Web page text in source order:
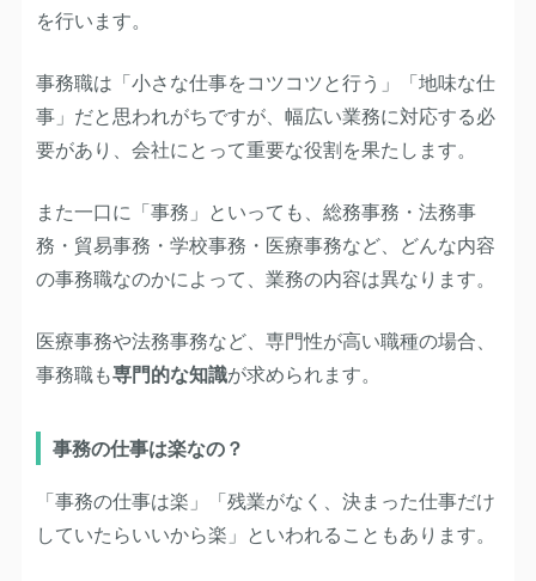
を行います。
事務職は「小さな仕事をコツコツと行う」「地味な仕
事」だと思われがちですが、幅広い業務に対応する必
要があり、会社にとって重要な役割を果たします。
また一口に「事務」といっても、総務事務・法務事
務・貿易事務・学校事務・医療事務など、どんな内容
の事務職なのかによって、業務の内容は異なります。
医療事務や法務事務など、専門性が高い職種の場合、
事務職も専門的な知識が求められます。
事務の仕事は楽なの？
「事務の仕事は楽」「残業がなく、決まった仕事だけ
していたらいいから楽」といわれることもあります。